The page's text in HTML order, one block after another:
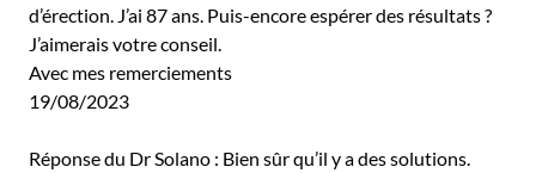
d’érection. J’ai 87 ans. Puis-encore espérer des résultats ?
J’aimerais votre conseil.
Avec mes remerciements
19/08/2023
Réponse du Dr Solano : Bien sûr qu’il y a des solutions.